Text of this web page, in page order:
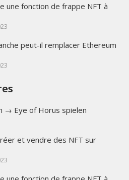
une fonction de frappe NFT à
peut-il remplacer Ethereum
→ Eye of Horus spielen
et vendre des NFT sur